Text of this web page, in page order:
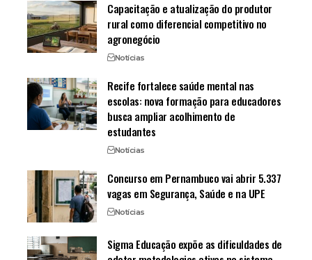
Capacitação e atualização do produtor
rural como diferencial competitivo no
agronegócio
Notícias
Recife fortalece saúde mental nas
escolas: nova formação para educadores
busca ampliar acolhimento de
estudantes
Notícias
Concurso em Pernambuco vai abrir 5.337
vagas em Segurança, Saúde e na UPE
Notícias
Sigma Educação expõe as dificuldades de